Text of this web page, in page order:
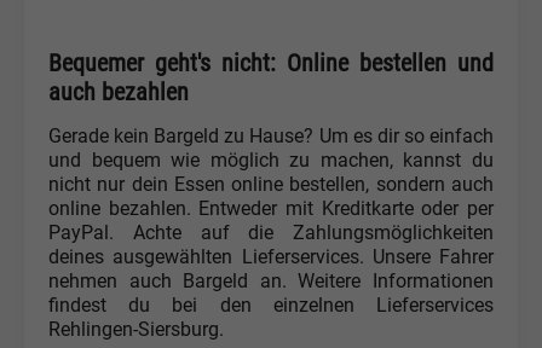
Bequemer geht's nicht: Online bestellen und
auch bezahlen
Gerade kein Bargeld zu Hause? Um es dir so einfach
und bequem wie möglich zu machen, kannst du
nicht nur dein Essen online bestellen, sondern auch
online bezahlen. Entweder mit Kreditkarte oder per
PayPal. Achte auf die Zahlungsmöglichkeiten
deines ausgewählten Lieferservices. Unsere Fahrer
nehmen auch Bargeld an. Weitere Informationen
findest du bei den einzelnen Lieferservices
Rehlingen-Siersburg.